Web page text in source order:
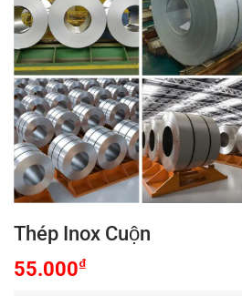
Thép Inox Cuộn
55.000₫